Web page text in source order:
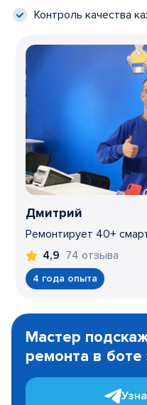
Контроль качества
Дмитрий
Ремонтирует 40+
4,9 74 отзыва
4 года опыта
1
Мастер
ремонта в боте